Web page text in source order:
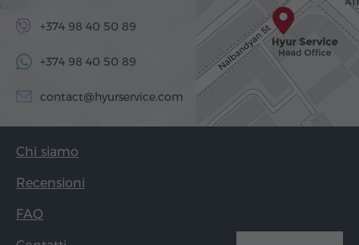
+374 98 40 50 89
+374 98 40 50 89
contact@hyurservice.com
Chi siamo
Recensioni
FAQ